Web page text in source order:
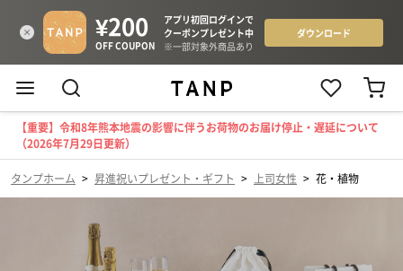
【重要】令和8年熊本地震の影響に伴うお荷物のお届け停止・遅延について
（2026年7月29日更新）
タンプホーム > 昇進祝いプレゼント・ギフト > 上司女性 > 花・植物